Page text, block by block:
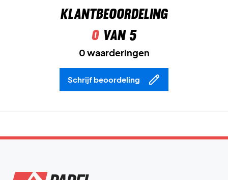
Klantbeoordeling
0van 5
0 waarderingen
Schrijf beoordeling